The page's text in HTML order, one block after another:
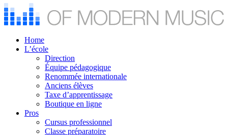
Home
L’école
Direction
Équipe pédagogique
Renommée internationale
Anciens élèves
Taxe d’apprentissage
Boutique en ligne
Pros
Cursus professionnel
Classe préparatoire